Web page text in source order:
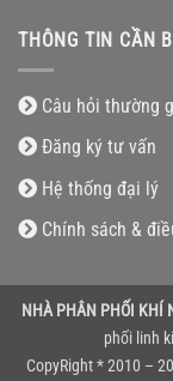
THÔNG TIN CẦN
Câu hỏi thường
Đăng ký tư vấn
Hệ thống đại lý
Chính sách &
NHÀ PHÂN PHỐI KHÍ
phối linh
CopyRight * 2010 –